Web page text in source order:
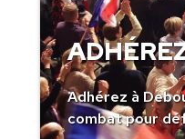
Adhérez à
combat pour